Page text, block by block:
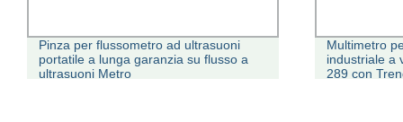
Pinza per flussometro ad ultrasuoni
portatile a lunga garanzia su flusso a
ultrasuoni Metro
Multimetro
industriale a
289 con